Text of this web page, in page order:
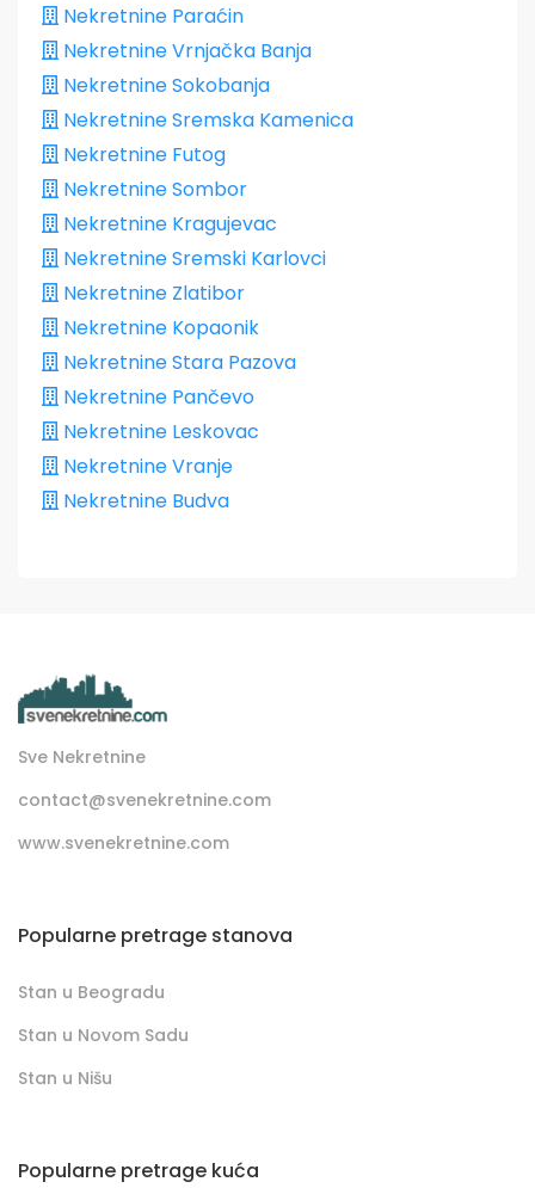
Nekretnine Paraćin
Nekretnine Vrnjačka Banja
Nekretnine Sokobanja
Nekretnine Sremska Kamenica
Nekretnine Futog
Nekretnine Sombor
Nekretnine Kragujevac
Nekretnine Sremski Karlovci
Nekretnine Zlatibor
Nekretnine Kopaonik
Nekretnine Stara Pazova
Nekretnine Pančevo
Nekretnine Leskovac
Nekretnine Vranje
Nekretnine Budva
Sve Nekretnine
contact@svenekretnine.com
www.svenekretnine.com
Popularne pretrage stanova
Stan u Beogradu
Stan u Novom Sadu
Stan u Nišu
Popularne pretrage kuća